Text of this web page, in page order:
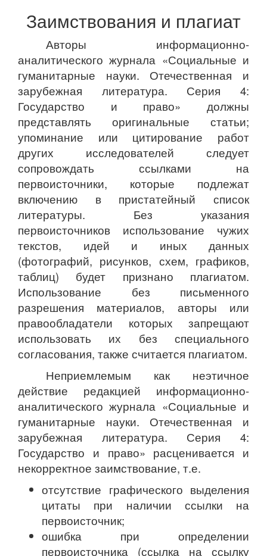
Заимствования и плагиат
Авторы информационно-
аналитического журнала «Социальные и
гуманитарные науки. Отечественная и
зарубежная литература. Серия 4:
Государство и право» должны
представлять оригинальные статьи;
упоминание или цитирование работ
других исследователей следует
сопровождать ссылками на
первоисточники, которые подлежат
включению в пристатейный список
литературы. Без указания
первоисточников использование чужих
текстов, идей и иных данных
(фотографий, рисунков, схем, графиков,
таблиц) будет признано плагиатом.
Использование без письменного
разрешения материалов, авторы или
правообладатели которых запрещают
использовать их без специального
согласования, также считается плагиатом.
Неприемлемым как неэтичное
действие редакцией информационно-
аналитического журнала «Социальные и
гуманитарные науки. Отечественная и
зарубежная литература. Серия 4:
Государство и право» расценивается и
некорректное заимствование, т.е.
отсутствие графического выделения
цитаты при наличии ссылки на
первоисточник;
ошибка при определении
первоисточника (ссылка на ссылку